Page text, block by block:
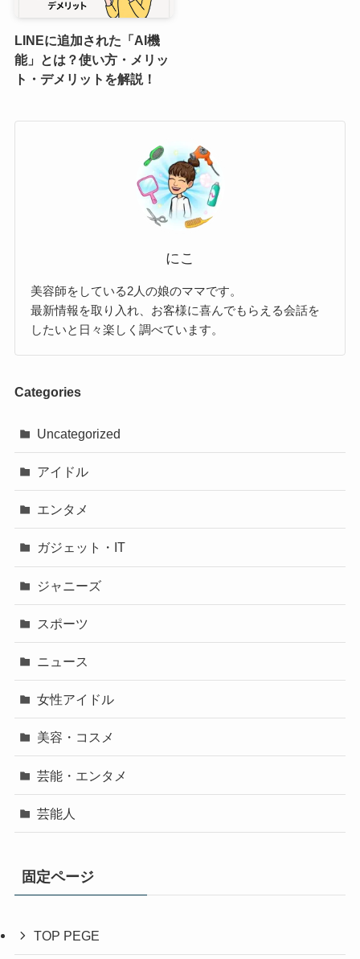
LINEに追加された「AI機
能」とは？使い方・メリッ
ト・デメリットを解説！
にこ
美容師をしている2人の娘のママです。
最新情報を取り入れ、お客様に喜んでもらえる会話を
したいと日々楽しく調べています。
Categories
Uncategorized
アイドル
エンタメ
ガジェット・IT
ジャニーズ
スポーツ
ニュース
女性アイドル
美容・コスメ
芸能・エンタメ
芸能人
固定ページ
TOP PEGE